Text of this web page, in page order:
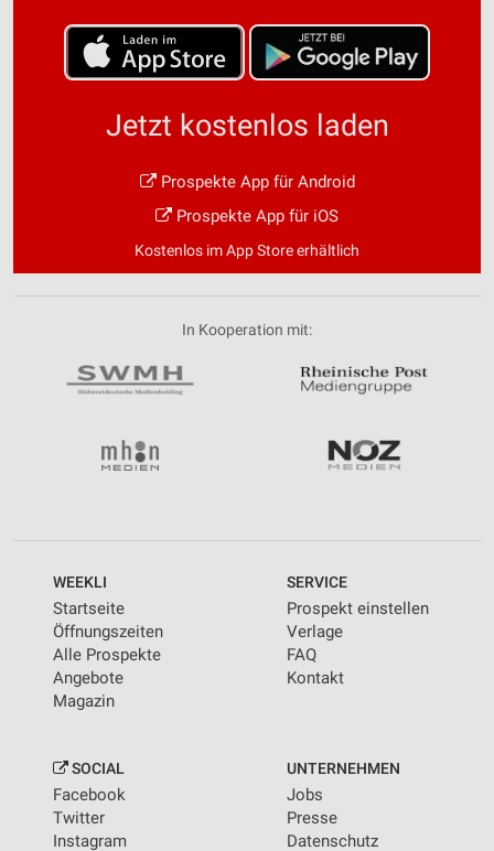
Jetzt kostenlos laden
Prospekte App für Android
Prospekte App für iOS
Kostenlos im App Store erhältlich
In Kooperation mit:
WEEKLI
Startseite
Öffnungszeiten
Alle Prospekte
Angebote
Magazin
SERVICE
Prospekt einstellen
Verlage
FAQ
Kontakt
SOCIAL
Facebook
Twitter
Instagram
UNTERNEHMEN
Jobs
Presse
Datenschutz